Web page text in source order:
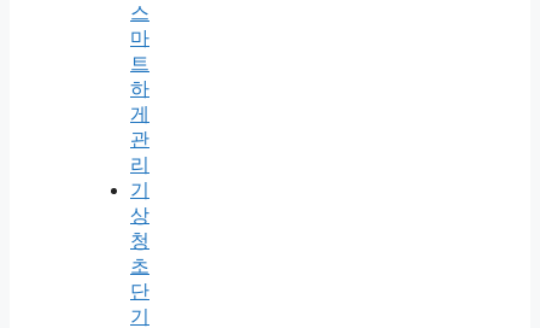
스
마
트
하
게
관
리
기
상
청
초
단
기